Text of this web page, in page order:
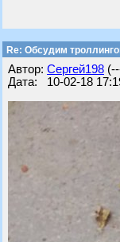
Re: Обсудим
Автор: Сергей198
Дата: 10-02-18